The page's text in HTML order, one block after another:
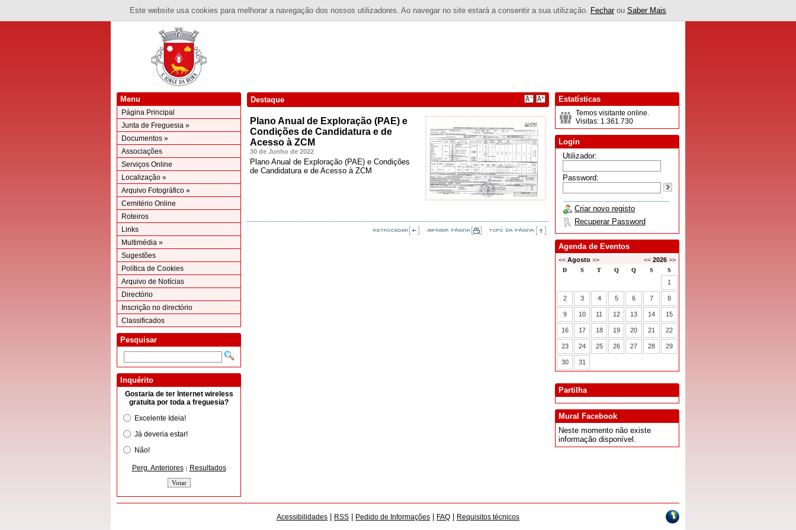
Este website usa cookies para melhorar a navegação dos nossos utilizadores. Ao navegar no site estará a consentir a sua utilização. Fecharou Saber Mais
Menu
Página Principal
Junta de Freguesia »
Documentos »
Associações
Serviços Online
Localização »
Arquivo Fotográfico »
Cemitério Online
Roteiros
Links
Multimédia »
Sugestões
Política de Cookies
Arquivo de Notícias
Directório
Inscrição no directório
Classificados
Pesquisar
Inquérito
Gostaria de ter Internet wireless
gratuita por toda a freguesia?
Excelente Ideia!
Já deveria estar!
Não!
Perg. Anteriores | Resultados
Destaque
Plano Anual de Exploração (PAE) e
Condições de Candidatura e de
Acesso à ZCM
30 de Junho de 2022
Plano Anual de Exploração (PAE) e Condições
de Candidatura e de Acesso à ZCM
Estatísticas
Temos visitante online.
Visitas: 1.361.730
Login
Utilizador:
Password:
Criar novo registo
Recuperar Password
Agenda de Eventos
Partilha
Mural Facebook
Neste momento não existe
informação disponível.
Acessibilidades RSS Pedido de Informações FAQ Requisitos técnicos